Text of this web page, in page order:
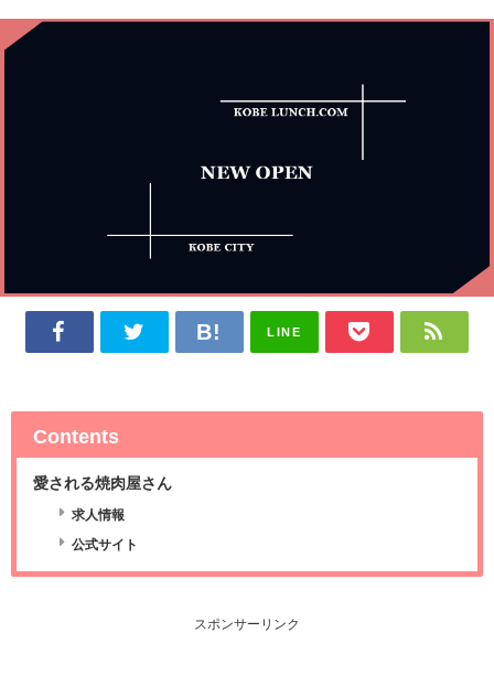
LINE
Contents
愛される焼肉屋さん
求人情報
公式サイト
スポンサーリンク